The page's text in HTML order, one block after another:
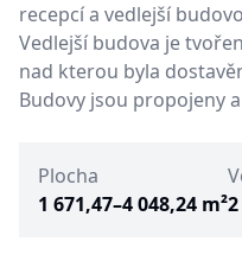
recepcí a vedlejší
Vedlejší budova je
nad kterou byla
Budovy jsou propojeny
Plocha
1 671,47–4 048,24 m²2